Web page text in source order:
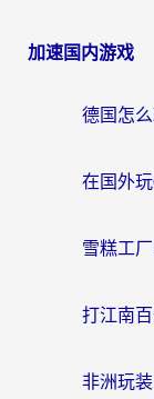
加速国内游戏